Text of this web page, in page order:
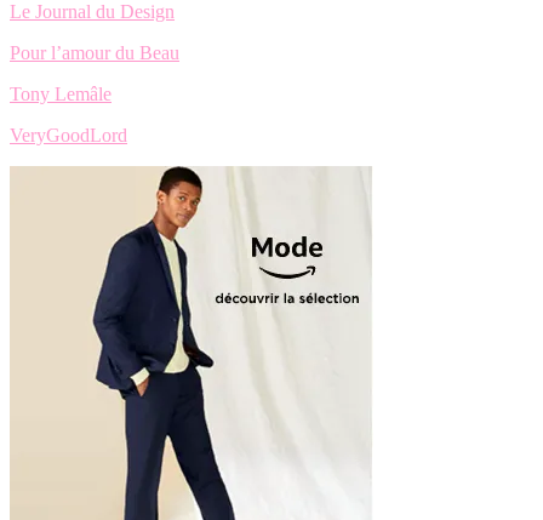
Le Journal du Design
Pour l’amour du Beau
Tony Lemâle
VeryGoodLord